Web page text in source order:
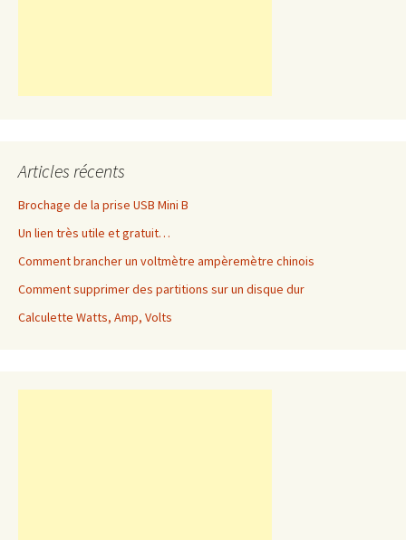
Articles récents
Brochage de la prise USB Mini B
Un lien très utile et gratuit…
Comment brancher un voltmètre ampèremètre chinois
Comment supprimer des partitions sur un disque dur
Calculette Watts, Amp, Volts